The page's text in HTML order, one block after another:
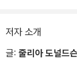
생쥐 찍찍이는 스스로
저자 소개
글: 줄리아 도널드슨